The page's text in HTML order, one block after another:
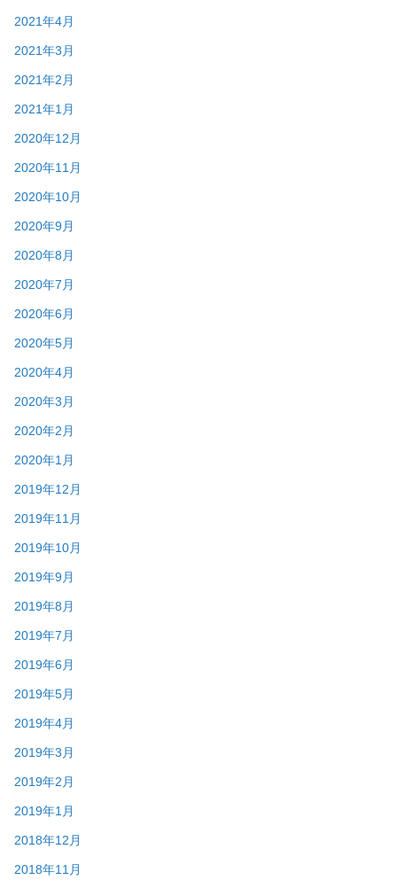
2021年4月
2021年3月
2021年2月
2021年1月
2020年12月
2020年11月
2020年10月
2020年9月
2020年8月
2020年7月
2020年6月
2020年5月
2020年4月
2020年3月
2020年2月
2020年1月
2019年12月
2019年11月
2019年10月
2019年9月
2019年8月
2019年7月
2019年6月
2019年5月
2019年4月
2019年3月
2019年2月
2019年1月
2018年12月
2018年11月